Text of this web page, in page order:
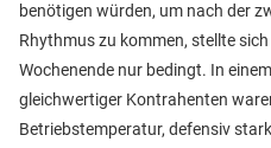
benötigen würden, um nach der
Rhythmus zu kommen, stellte
Wochenende nur bedingt. In
gleichwertiger Kontrahenten
Betriebstemperatur, defensiv